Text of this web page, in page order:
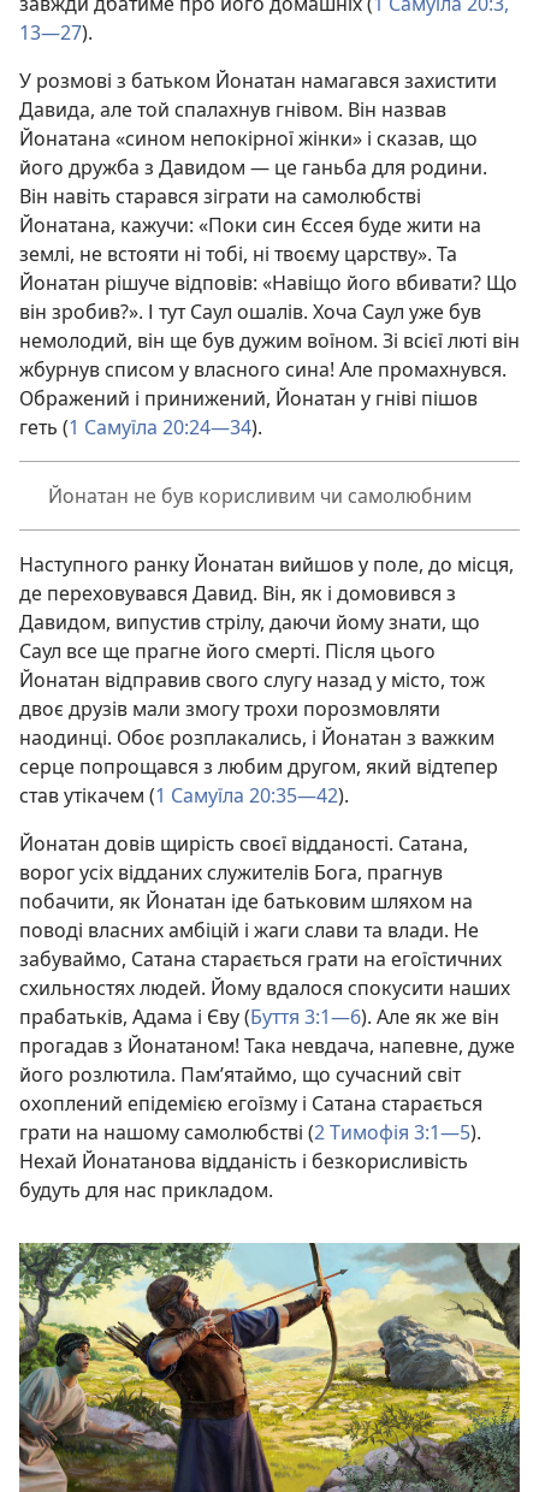
13—27).
У розмові з батьком Йонатан намагався захистити
Давида, але той спалахнув гнівом. Він назвав
Йонатана «сином непокірної жінки» і сказав, що
його дружба з Давидом — це ганьба для родини.
Він навіть старався зіграти на самолюбстві
Йонатана, кажучи: «Поки син Єссея буде жити на
землі, не встояти ні тобі, ні твоєму царству». Та
Йонатан рішуче відповів: «Навіщо його вбивати? Що
він зробив?». І тут Саул ошалів. Хоча Саул уже був
немолодий, він ще був дужим воїном. Зі всієї люті він
жбурнув списом у власного сина! Але промахнувся.
Ображений і принижений, Йонатан у гніві пішов
геть (1 Самуїла 20:24—34).
Йонатан не був корисливим чи самолюбним
Наступного ранку Йонатан вийшов у поле, до місця,
де переховувався Давид. Він, як і домовився з
Давидом, випустив стрілу, даючи йому знати, що
Саул все ще прагне його смерті. Після цього
Йонатан відправив свого слугу назад у місто, тож
двоє друзів мали змогу трохи порозмовляти
наодинці. Обоє розплакались, і Йонатан з важким
серце попрощався з любим другом, який відтепер
став утікачем (1 Самуїла 20:35—42).
Йонатан довів щирість своєї відданості. Сатана,
ворог усіх відданих служителів Бога, прагнув
побачити, як Йонатан іде батьковим шляхом на
поводі власних амбіцій і жаги слави та влади. Не
забуваймо, Сатана старається грати на егоїстичних
схильностях людей. Йому вдалося спокусити наших
прабатьків, Адама і Єву (Буття 3:1—6). Але як же він
прогадав з Йонатаном! Така невдача, напевне, дуже
його розлютила. Пам’ятаймо, що сучасний світ
охоплений епідемією егоїзму і Сатана старається
грати на нашому самолюбстві (2 Тимофія 3:1—5).
Нехай Йонатанова відданість і безкорисливість
будуть для нас прикладом.